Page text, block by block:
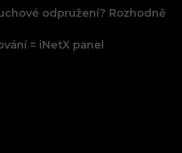
odpružení? Rozhodně
= iNetX panel